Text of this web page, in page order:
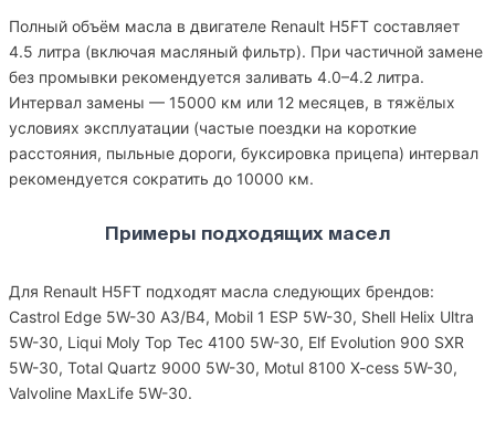
Полный объём масла в двигателе Renault H5FT составляет
4.5 литра (включая масляный фильтр). При частичной замене
без промывки рекомендуется заливать 4.0–4.2 литра.
Интервал замены — 15000 км или 12 месяцев, в тяжёлых
условиях эксплуатации (частые поездки на короткие
расстояния, пыльные дороги, буксировка прицепа) интервал
рекомендуется сократить до 10000 км.
Примеры подходящих масел
Для Renault H5FT подходят масла следующих брендов:
Castrol Edge 5W-30 A3/B4, Mobil 1 ESP 5W-30, Shell Helix Ultra
5W-30, Liqui Moly Top Tec 4100 5W-30, Elf Evolution 900 SXR
5W-30, Total Quartz 9000 5W-30, Motul 8100 X-cess 5W-30,
Valvoline MaxLife 5W-30.